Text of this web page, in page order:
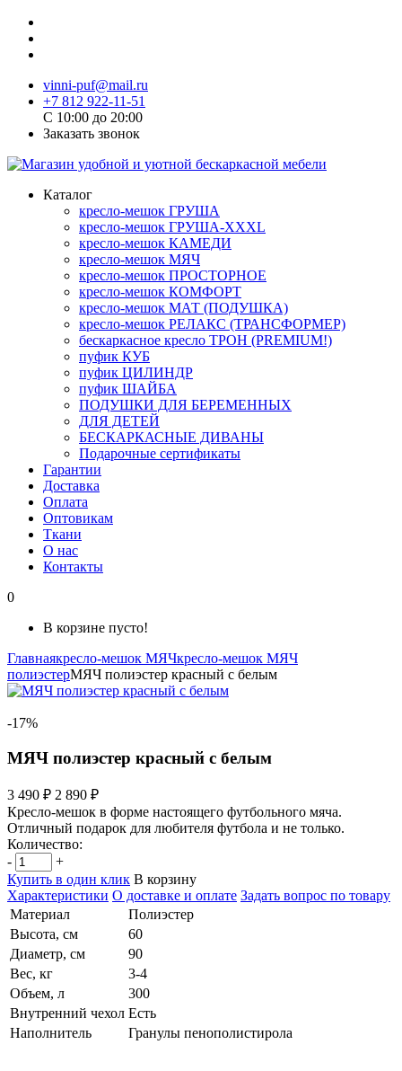
vinni-puf@mail.ru
+7 812 922-11-51
C 10:00 до 20:00
Заказать звонок
Каталог
кресло-мешок ГРУША
кресло-мешок ГРУША-XXXL
кресло-мешок КАМЕДИ
кресло-мешок МЯЧ
кресло-мешок ПРОСТОРНОЕ
кресло-мешок КОМФОРТ
кресло-мешок МАТ (ПОДУШКА)
кресло-мешок РЕЛАКС (ТРАНСФОРМЕР)
бескаркасное кресло ТРОН (PREMIUM!)
пуфик КУБ
пуфик ЦИЛИНДР
пуфик ШАЙБА
ПОДУШКИ ДЛЯ БЕРЕМЕННЫХ
ДЛЯ ДЕТЕЙ
БЕСКАРКАСНЫЕ ДИВАНЫ
Подарочные сертификаты
Гарантии
Доставка
Оплата
Оптовикам
Ткани
О нас
Контакты
0
В корзине пусто!
Главнаякресло-мешок МЯЧкресло-мешок МЯЧ
полиэстерМЯЧ полиэстер красный с белым
-17%
МЯЧ полиэстер красный с белым
3 490 ₽ 2 890 ₽
Кресло-мешок в форме настоящего футбольного мяча.
Отличный подарок для любителя футбола и не только.
Количество:
-
+
Купить в один клик В корзину
Характеристики О доставке и оплате Задать вопрос по товару
Материал
Полиэстер
Высота, см
60
Диаметр, см
90
Вес, кг
3-4
Объем, л
300
Внутренний чехол Есть
Наполнитель
Гранулы пенополистирола